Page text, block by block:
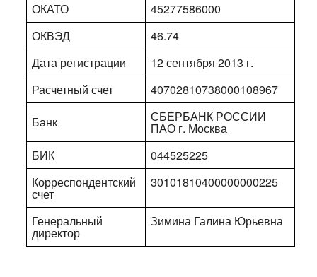
ОКАТО
45277586000
ОКВЭД
46.74
Дата регистрации
12 сентября 2013 г.
Расчетный счет
40702810738000108967
Банк
СБЕРБАНК РОССИИ
ПАО г. Москва
БИК
044525225
Корреспондентский
счет
30101810400000000225
Генеральный
директор
Зимина Галина Юрьевна